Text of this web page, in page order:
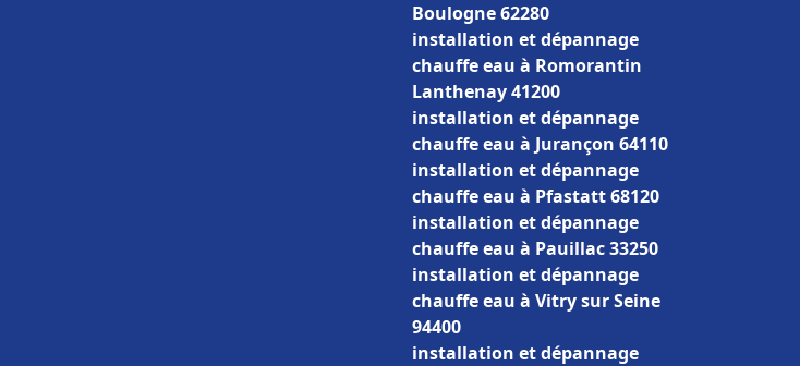
Boulogne 62280
installation et dépannage
chauffe eau à Romorantin
Lanthenay 41200
installation et dépannage
chauffe eau à Jurançon 64110
installation et dépannage
chauffe eau à Pfastatt 68120
installation et dépannage
chauffe eau à Pauillac 33250
installation et dépannage
chauffe eau à Vitry sur Seine
94400
installation et dépannage